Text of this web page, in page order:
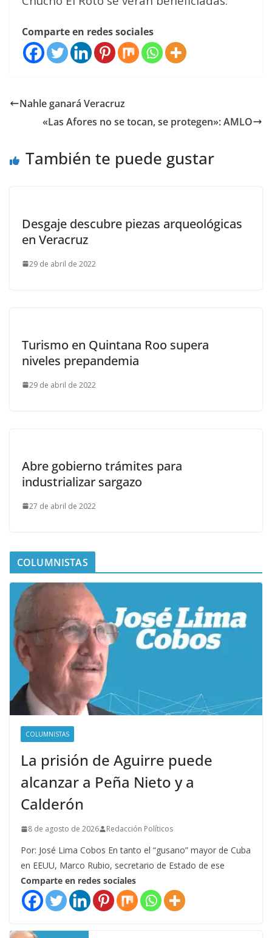
Comparte en redes sociales
Nahle ganará Veracruz
«Las Afores no se tocan, se protegen»: AMLO
También te puede gustar
Desgaje descubre piezas arqueológicas
en Veracruz
29 de abril de 2022
Turismo en Quintana Roo supera
niveles prepandemia
29 de abril de 2022
Abre gobierno trámites para
industrializar sargazo
27 de abril de 2022
COLUMNISTAS
COLUMNISTAS
La prisión de Aguirre puede
alcanzar a Peña Nieto y a
Calderón
8 de agosto de 2026 Redacción Políticos
Por: José Lima Cobos En tanto el “gusano” mayor de Cuba
en EEUU, Marco Rubio, secretario de Estado de ese
Comparte en redes sociales